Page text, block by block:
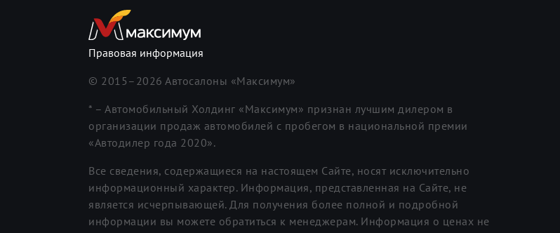
Правовая информация
© 2015– 2026 Автосалоны «Максимум»
* – Автомобильный Холдинг «Максимум» признан лучшим дилером в
организации продаж автомобилей с пробегом в национальной премии
«Автодилер года 2020».
Все сведения, содержащиеся на настоящем Сайте, носят исключительно
информационный характер. Информация, представленная на Сайте, не
является исчерпывающей. Для получения более полной и подробной
информации вы можете обратиться к менеджерам. Информация о ценах не